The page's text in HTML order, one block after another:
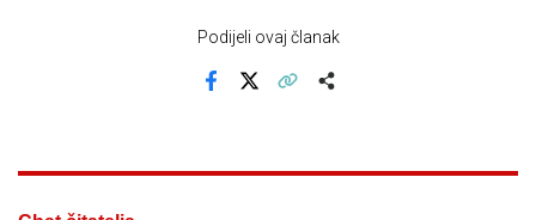
Podijeli ovaj članak